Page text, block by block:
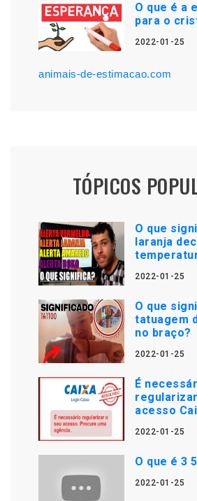
O que é a
para o
2022-01-25
animais-de-estimacao.com
TÓPICOS
O que
laranja
2022-01-25
O que
tatuagem
no braço?
2022-01-25
É
acesso
2022-01-25
O que é 3
2022-01-25